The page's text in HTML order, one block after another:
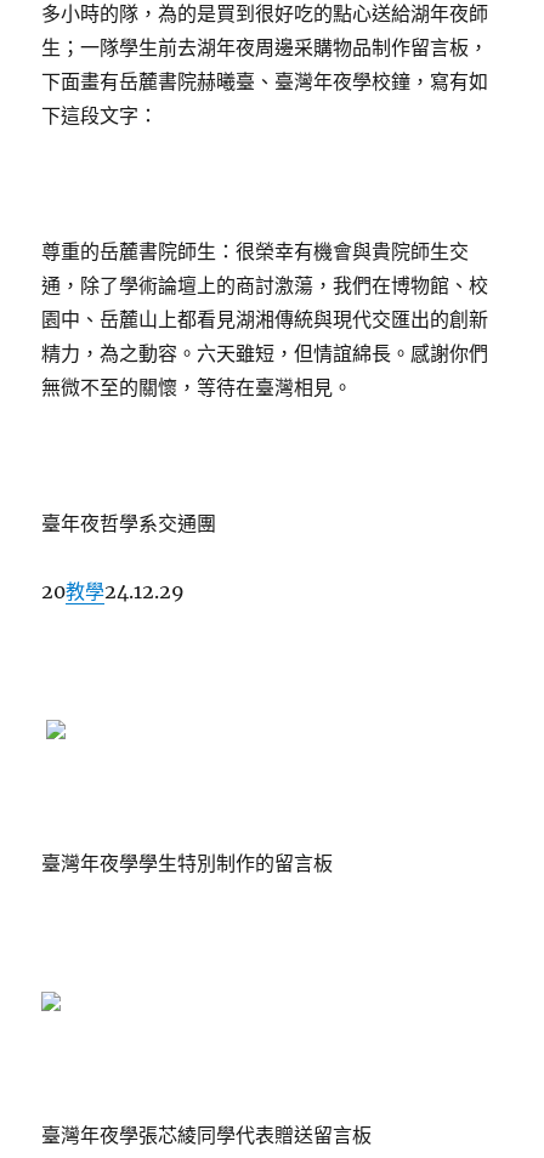
多小時的隊，為的是買到很好吃的點心送給湖年夜師
生；一隊學生前去湖年夜周邊采購物品制作留言板，
下面畫有岳麓書院赫曦臺、臺灣年夜學校鐘，寫有如
下這段文字：
尊重的岳麓書院師生：很榮幸有機會與貴院師生交
通，除了學術論壇上的商討激蕩，我們在博物館、校
園中、岳麓山上都看見湖湘傳統與現代交匯出的創新
精力，為之動容。六天雖短，但情誼綿長。感謝你們
無微不至的關懷，等待在臺灣相見。
臺年夜哲學系交通團
20教學24.12.29
臺灣年夜學學生特別制作的留言板
臺灣年夜學張芯綾同學代表贈送留言板